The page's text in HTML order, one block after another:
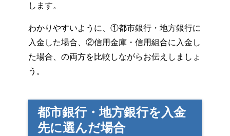
します。
わかりやすいように、①都市銀行・地方銀行に
入金した場合、②信用金庫・信用組合に入金し
た場合、の両方を比較しながらお伝えしましょ
う。
都市銀行・地方銀行を入金
先に選んだ場合